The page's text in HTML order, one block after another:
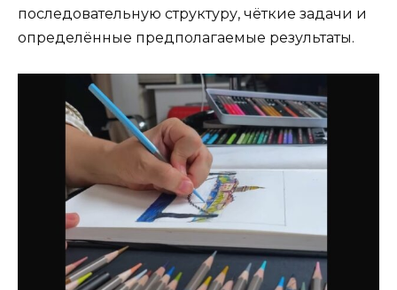
последовательную структуру, чёткие задачи и
определённые предполагаемые результаты.